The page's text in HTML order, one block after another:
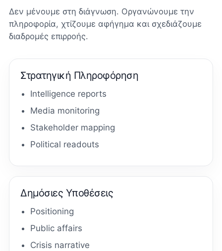
Δεν μένουμε στη διάγνωση. Οργανώνουμε την
πληροφορία, χτίζουμε αφήγημα και σχεδιάζουμε
διαδρομές επιρροής.
Στρατηγική Πληροφόρηση
Intelligence reports
Media monitoring
Stakeholder mapping
Political readouts
Δημόσιες Υποθέσεις
Positioning
Public affairs
Crisis narrative